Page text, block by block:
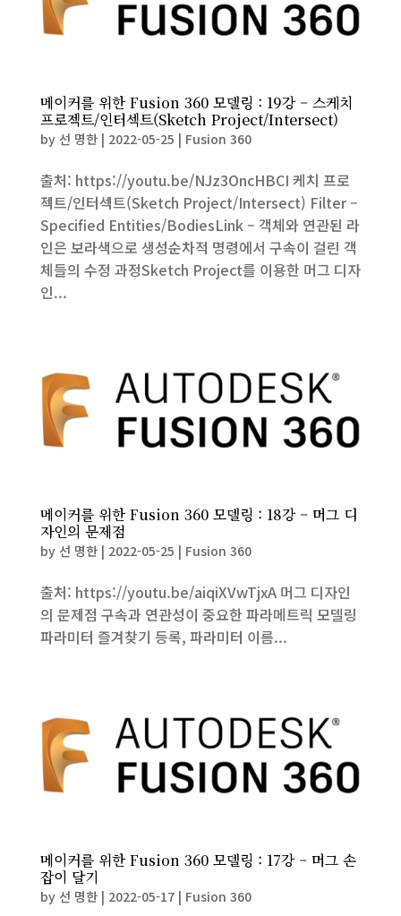
메이커를 위한 Fusion 360 모델링 : 19강 – 스케치
프로젝트/인터섹트(Sketch Project/Intersect)
by 선 명한| 2022-05-25 | Fusion 360
출처: https://youtu.be/NJz3OncHBCI 케치 프로
젝트/인터섹트(Sketch Project/Intersect) Filter –
Specified Entities/BodiesLink – 객체와 연관된 라
인은 보라색으로 생성순차적 명령에서 구속이 걸린 객
체들의 수정 과정Sketch Project를 이용한 머그 디자
인...
메이커를 위한 Fusion 360 모델링 : 18강 – 머그 디
자인의 문제점
by 선 명한| 2022-05-25 | Fusion 360
출처: https://youtu.be/aiqiXVwTjxA 머그 디자인
의 문제점 구속과 연관성이 중요한 파라메트릭 모델링
파라미터 즐겨찾기 등록, 파라미터 이름...
메이커를 위한 Fusion 360 모델링 : 17강 – 머그 손
잡이 달기
by 선 명한| 2022-05-17| Fusion 360